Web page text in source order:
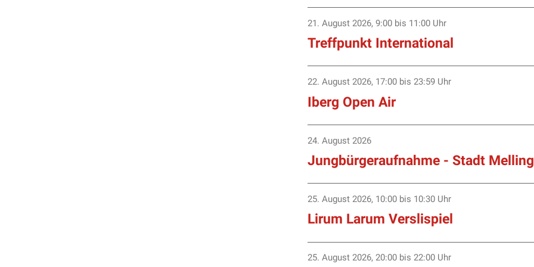
Treffpunkt International
21. August 2026,9:00 bis 11:00 Uhr
Iberg Open Air
22. August 2026, 17:00 bis 23:59 Uhr
Jungbürgeraufnahme - Stadt
24. August 2026
Lirum Larum Verslispiel
25. August 2026, 10:00 bis 10:30 Uhr
25. August 2026, 20:00 bis 22:00 Uhr